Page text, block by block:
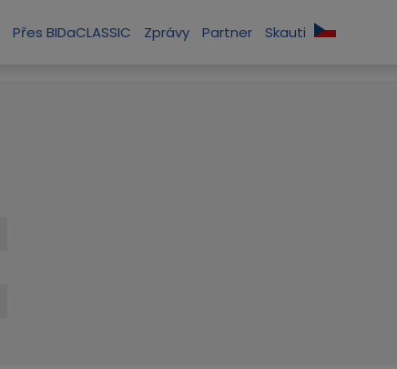
Přes BIDaCLASSIC Zprávy Partner Skauti